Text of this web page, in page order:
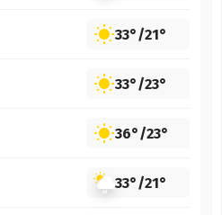
33°/21°
33°/23°
36°/23°
33°/21°